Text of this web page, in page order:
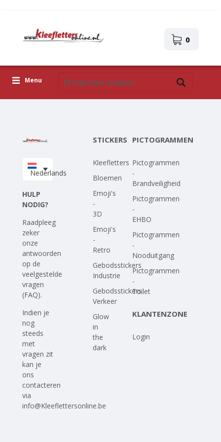
0
Menu
Upload je eigen ontwerp
Nederlands
HULP
NODIG?
Raadpleeg
zeker
onze
antwoorden
op de
veelgestelde
vragen
(FAQ).
Indien je
nog
steeds
met
vragen zit
kan je
ons
contacteren
via
info@Kleeflettersonline.be
STICKERS
Kleefletters
Bloemen
Emoji's
-
3D
Emoji's
-
Retro
Gebodsstickers
Industrie
Gebodsstickers
Verkeer
Glow
in
the
dark
PICTOGRAMMEN
Pictogrammen
-
Brandveiligheid
Pictogrammen
-
EHBO
Pictogrammen
-
Nooduitgang
Pictogrammen
-
Toilet
KLANTENZONE
Login